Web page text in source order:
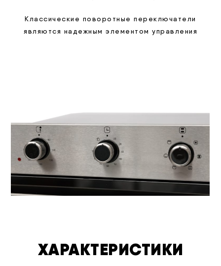
Классические поворотные переключатели
являются надежным элементом управления
ХАРАКТЕРИСТИКИ